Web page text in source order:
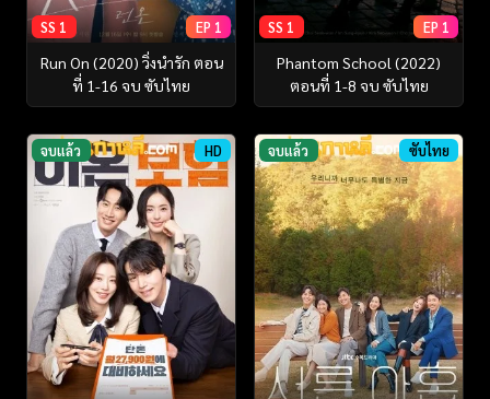
SS 1 EP 1
Run On (2020) วิ่งนำรัก ตอน
ที่ 1-16 จบ ซับไทย
SS 1 EP 1
Phantom School (2022)
ตอนที่ 1-8 จบ ซับไทย
จบแล้ว HD จบแล้ว ซับไทย